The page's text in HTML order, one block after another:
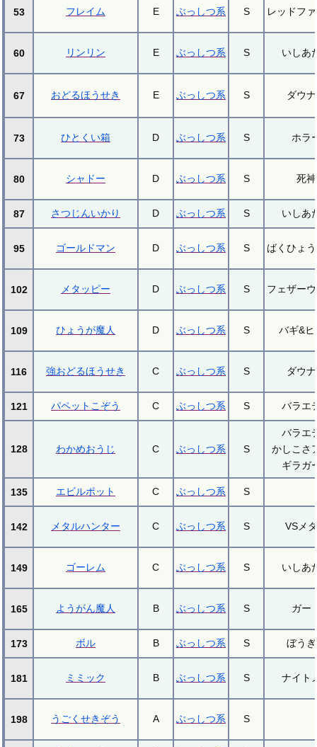
53 フレイム E ぶっしつ系 S レッドフ
60 リンリン E ぶっしつ系 S いしあ
67 おどるほうせき E ぶっしつ系 S ダウ
73 ひとくい箱 D ぶっしつ系 S ホラ
80 シャドー D ぶっしつ系 S 死神
87 さつじんいかり D ぶっしつ系 S いしあ
95 ゴールドマン D ぶっしつ系 S ばくひょ
102 メタッピー D ぶっしつ系 S フェザー
109 ひょうが魔人 D ぶっしつ系 S バギ&ヒ
116 強おどるほうせき C ぶっしつ系 S ダウ
121 パペットこぞう C ぶっしつ系 S バラエ
128 わかめおうじ C ぶっしつ系 S
バラエ
かしこさ
ギラガ
135 エビルポット C ぶっしつ系 S
142 メタルハンター C ぶっしつ系 S VSメ
149 ゴーレム C ぶっしつ系 S いしあ
165 ようがん魔人 B ぶっしつ系 S ガー
173 ボル B ぶっしつ系 S ぼう
181 ミミック B ぶっしつ系 S ナイト
198 うごくせきぞう A ぶっしつ系 S